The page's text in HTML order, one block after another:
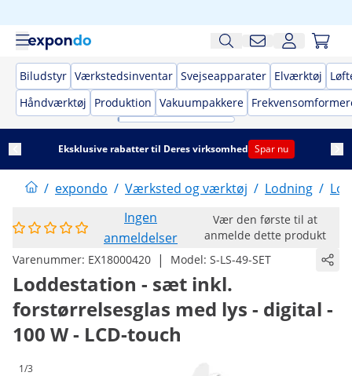
Biludstyr Værkstedsinventar Svejseapparater Elværktøj
Håndværktøj
Produktion Vakuumpakkere
Eksklusive rabatter til Deres virksomhed Spar nu
/ expondo / Værksted og værktøj / Lodning /
Ingen
anmeldelser
Vær den første til at
anmelde dette produkt
Varenummer: EX18000420 | Model: S-LS-49-SET
Loddestation - sæt inkl.
forstørrelsesglas med lys - digital -
100 W - LCD-touch
1/3